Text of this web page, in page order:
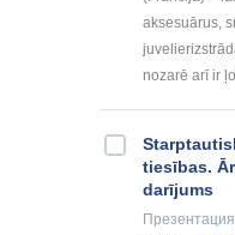
aksesuārus,
nozarē arī ir
tiesības.
darījums
Презентация